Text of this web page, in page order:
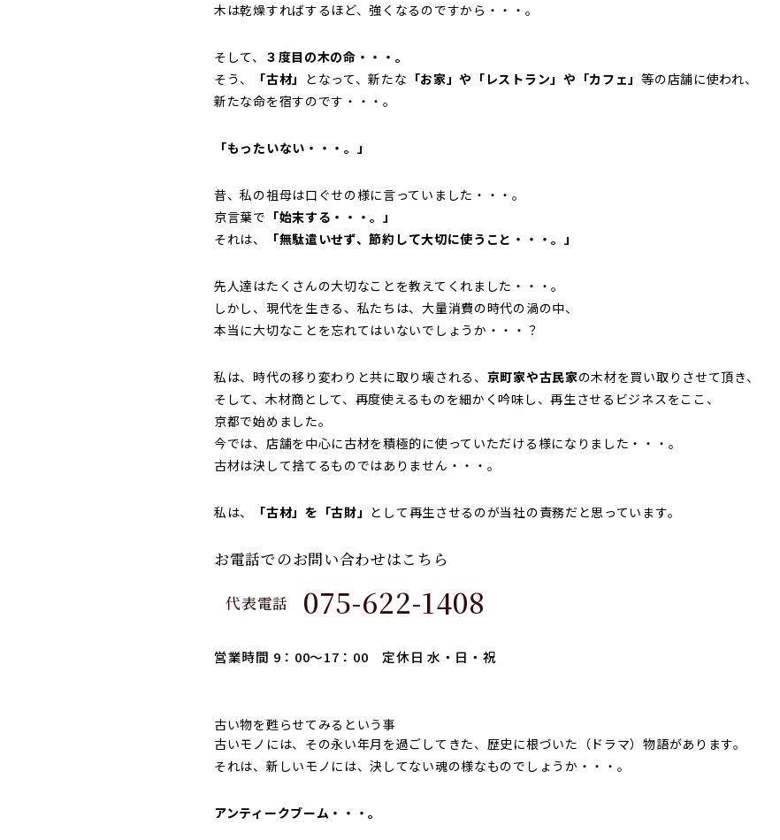
木は乾燥すればするほど、強くなるのですから・・・。
そして、 ３度目の木の命・・・。
そう、
「古材」 となって、新たな 「お家」や「レストラン」や「カフェ」等の店舗に使われ、
新たな命を宿すのです・・・。
「もったいない・・・。」
昔、私の祖母は口ぐせの様に言っていました・・・。
京言葉で 「始末する・・・。」
それは、
「無駄遣いせず、節約して大切に使うこと・・・。」
先人達はたくさんの大切なことを教えてくれました・・・。
しかし、現代を生きる、私たちは、大量消費の時代の渦の中、
本当に大切なことを忘れてはいないでしょうか・・・？
私は、時代の移り変わりと共に取り壊される、 京町家や古民家の木材を買い取りさせて頂き、
そして、木材商として、再度使えるものを細かく吟味し、再生させるビジネスをここ、
京都で始めました。
今では、店舗を中心に古材を積極的に使っていただける様になりました・・・。
古材は決して捨てるものではありません・・・。
私は、 「古材」を「古財」 として再生させるのが当社の責務だと思っています。
お電話でのお問い合わせはこちら
代表電話 075-622-1408
営業時間 9：00～17：00 定休日 水・日・祝
古い物を甦らせてみるという事
古いモノには、その永い年月を過ごしてきた、歴史に根づいた（ドラマ）物語があります。
それは、新しいモノには、決してない魂の様なものでしょうか・・・。
アンティークブーム・・・。